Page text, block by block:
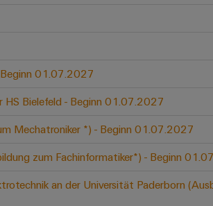
01.07.2027
Bielefeld - Beginn 01.07.2027
Mechatroniker *) - Beginn 01.07.2027
zum Fachinformatiker*) - Beginn
an der Universität Paderborn